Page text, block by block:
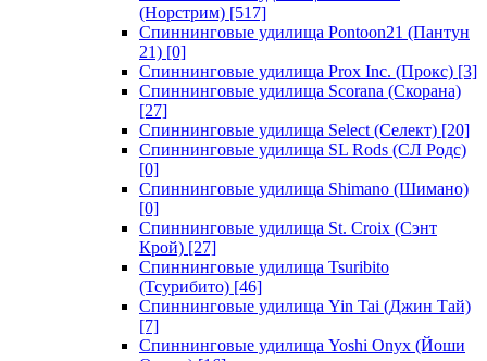
(Норстрим) [517]
Спиннинговые удилища Pontoon21 (Пантун
21) [0]
Спиннинговые удилища Prox Inc. (Прокс) [3]
Спиннинговые удилища Scorana (Скорана)
[27]
Спиннинговые удилища Select (Селект) [20]
Спиннинговые удилища SL Rods (СЛ Родс)
[0]
Спиннинговые удилища Shimano (Шимано)
[0]
Спиннинговые удилища St. Croix (Сэнт
Крой) [27]
Спиннинговые удилища Tsuribito
(Тсурибито) [46]
Спиннинговые удилища Yin Tai (Джин Тай)
[7]
Спиннинговые удилища Yoshi Onyx (Йоши